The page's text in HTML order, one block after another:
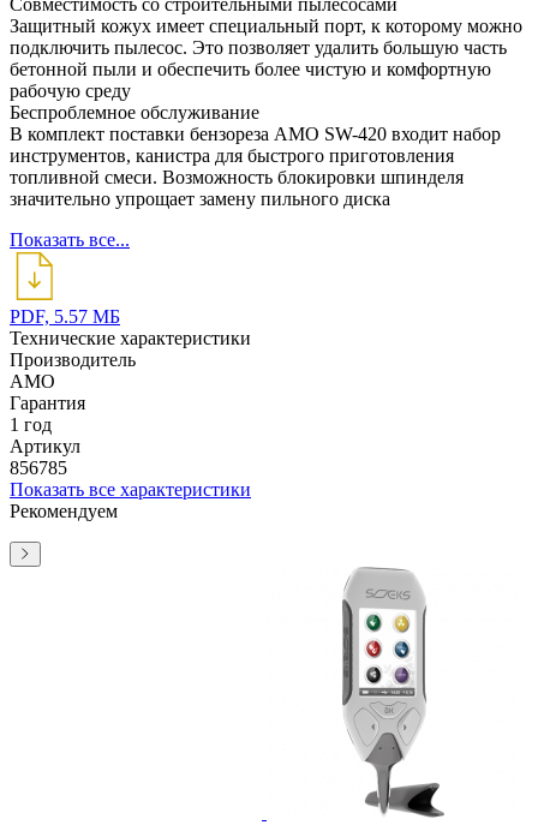
Защитный кожух имеет специальный порт, к которому можно
подключить пылесос. Это позволяет удалить большую часть
бетонной пыли и обеспечить более чистую и комфортную
рабочую среду
Беспроблемное обслуживание
В комплект поставки бензореза AMO SW-420 входит набор
инструментов, канистра для быстрого приготовления
топливной смеси. Возможность блокировки шпинделя
значительно упрощает замену пильного диска
Показать все...
PDF, 5.57 МБ
Технические характеристики
Производитель
AMO
Гарантия
1 год
Артикул
856785
Показать все характеристики
Рекомендуем